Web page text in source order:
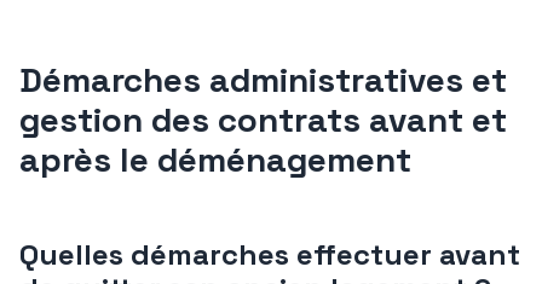
Démarches administratives et
gestion des contrats avant et
après le déménagement
Quelles démarches effectuer avant